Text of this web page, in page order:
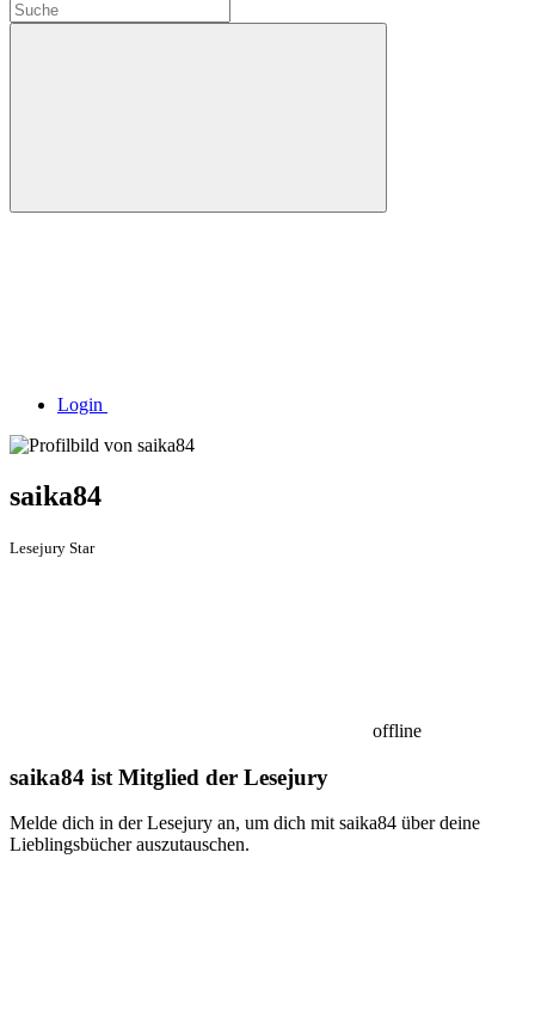
Login
saika84
Lesejury Star
offline
saika84 ist Mitglied der Lesejury
Melde dich in der Lesejury an, um dich mit saika84 über deine
Lieblingsbücher auszutauschen.